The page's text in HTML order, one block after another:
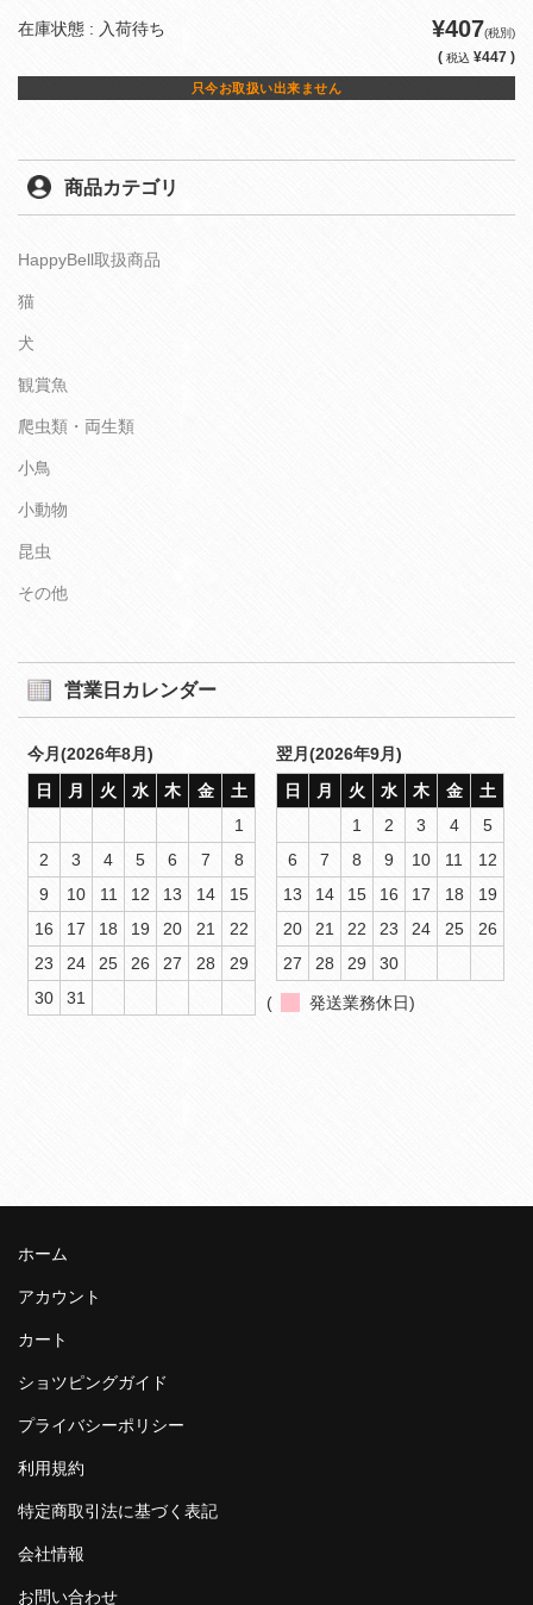
在庫状態 : 入荷待ち ¥407(税別)
( 税込 ¥447 )
只今お取扱い出来ません
商品カテゴリ
HappyBell取扱商品
猫
犬
観賞魚
爬虫類・両生類
小鳥
小動物
昆虫
その他
営業日カレンダー
今月(2026年8月)
日
月 火 水 木 金
土
1
2
3 4 5 6 7
8
9
10 11 12 13 14
15
16
17 18 19 20 21
22
23
24 25 26 27 28
29
30
31
翌月(2026年9月)
日
月 火 水 木 金
土
1
2 3 4
5
6
7 8 9 10 11
12
13
14 15 16 17 18
19
20
21 22 23 24 25
26
27
28 29 30
( 発送業務休日)
ホーム
アカウント
カート
ショツピングガイド
プライバシーポリシー
利用規約
特定商取引法に基づく表記
会社情報
お問い合わせ